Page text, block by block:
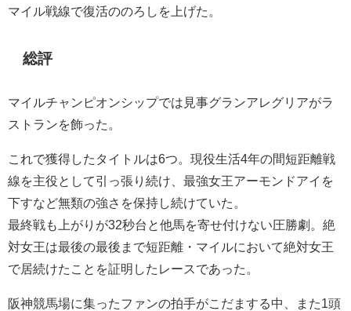
マイル戦線で復活ののろしを上げた。
総評
マイルチャンピオンシップでは見事グランアレグリアがラ
ストランを飾った。
これで獲得したタイトルは6つ。現役生活4年の間短距離戦
線を主役として引っ張り続け、最強女王アーモンドアイを
下すなど無類の強さを保持し続けていた。
最終戦も上がりが32秒台と他馬を寄せ付けない圧勝劇。絶
対女王は最後の最後まで短距離・マイルにおいて絶対女王
で居続けたことを証明したレースであった。
阪神競馬場に集ったファンの拍手がこだまする中、また1頭